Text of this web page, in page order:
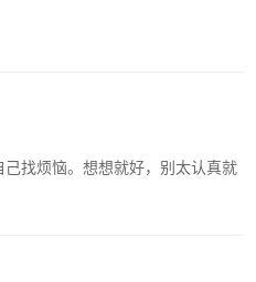
找烦恼。想想就好，别太认真就